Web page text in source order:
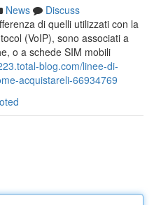
News
Discuss
di quelli utilizzati con la
(VoIP), sono associati a
o a schede SIM mobili
blog.com/linee-di-
acquistareli-66934769